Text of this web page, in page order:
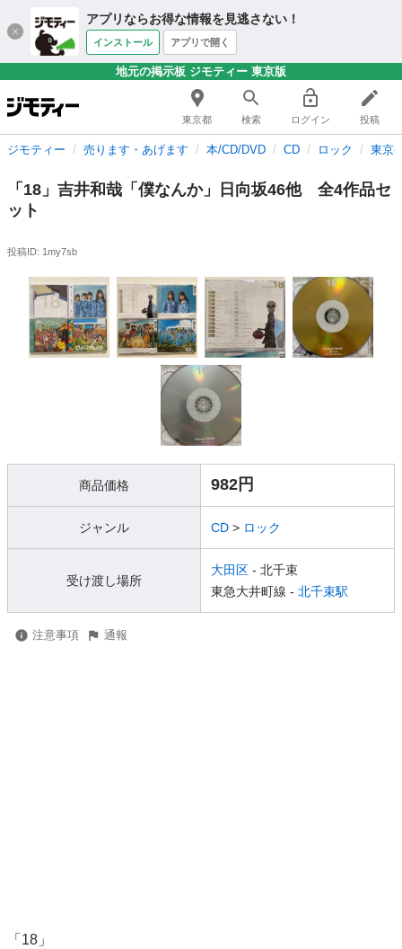
アプリならお得な情報を見逃さない！
インストール アプリで開く
地元の掲示板 ジモティー 東京版
東京都 検索 ログイン 投稿
ジモティー 売ります・あげます 本/CD/DVD CD ロック 東京
「18」吉井和哉「僕なんか」日向坂46他 全4作品セ
ット
投稿ID: 1my7sb
商品価格 982円
ジャンル CD > ロック
受け渡し場所
大田区 - 北千束
東急大井町線 - 北千束駅
注意事項 通報
「18」